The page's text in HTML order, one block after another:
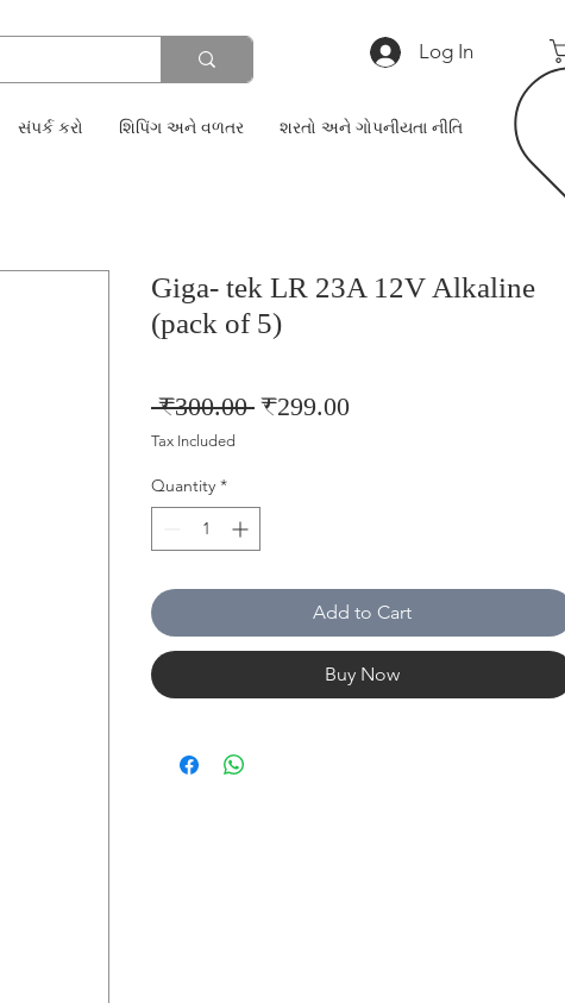
Log In
સંપર્ક કરો શિપિંગ અને વળતર શરતો અને ગોપનીયતા નીતિ
Giga- tek LR 23A 12V Alkaline
(pack of 5)
₹300.00 Regular
₹299.00Sale
Tax Included
Quantity *
Add to Cart
Buy Now